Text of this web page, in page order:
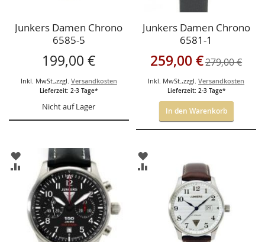
Junkers Damen Chrono
6585-5
199,00 €
Inkl. MwSt.,zzgl. Versandkosten
Lieferzeit: 2-3 Tage*
Nicht auf Lager
Junkers Damen Chrono
6581-1
Sonderangebot
259,00 €279,00 €
Inkl. MwSt.,zzgl.Versandkosten
Lieferzeit: 2-3 Tage*
In den Warenkorb
ZUR
WUNSCHLISTE
HINZUFÜGEN
ZUR
VERGLEICHSLISTE
HINZUFÜGEN
ZUR
WUNSCHLISTE
HINZUFÜGEN
ZUR
VERGLEICHSLISTE
HINZUFÜGEN